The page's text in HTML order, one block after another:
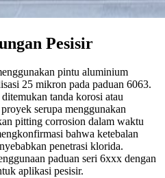
Pesisir
pintu aluminium
25 mikron pada paduan 6063.
tanda korosi atau
serupa menggunakan
pitting corrosion dalam waktu
bahwa ketebalan
penetrasi klorida.
paduan seri 6xxx dengan
aplikasi pesisir.